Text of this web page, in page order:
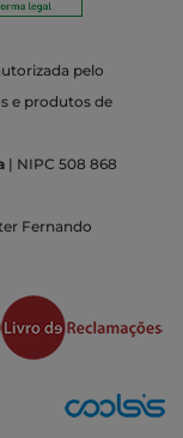
pelo
e produtos de
| NIPC 508 868
Fernando